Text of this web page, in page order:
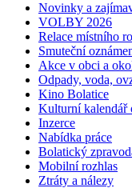
Novinky a
VOLBY 2026
Relace místního
Smuteční
Akce v obci a
Odpady, voda,
Kino Bolatice
Kulturní kalendář
Inzerce
Nabídka práce
Bolatický
Mobilní rozhlas
Ztráty a nálezy